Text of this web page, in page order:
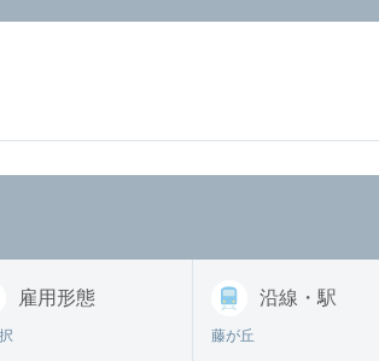
雇用形態 沿線・駅
藤が丘